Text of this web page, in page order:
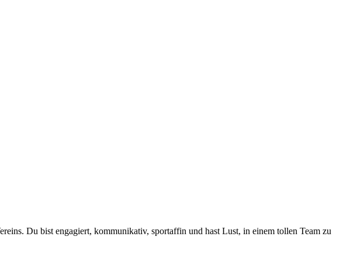
Du bist engagiert, kommunikativ, sportaffin und hast Lust, in einem tollen Team zu